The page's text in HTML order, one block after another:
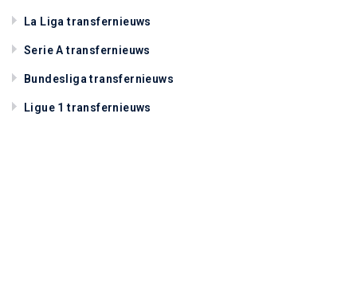
La Liga transfernieuws
Serie A transfernieuws
Bundesliga transfernieuws
Ligue 1 transfernieuws